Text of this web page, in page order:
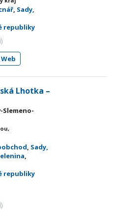
, Sady,
republiky
Web
Lhotka –
Slemeno-
, Sady,
,
republiky